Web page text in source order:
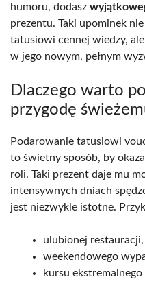
humoru, dodasz
prezentu. Taki upominek
tatusiowi cennej wiedzy,
w jego nowym, pełnym
Dlaczego warto
przygodę
Podarowanie tatusiowi
to świetny sposób, by
roli. Taki prezent daje mu
intensywnych dniach
jest niezwykle istotne.
ulubionej restauracji,
weekendowego
kursu